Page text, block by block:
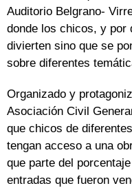
Auditorio Belgrano-
donde los chicos, y por
divierten sino que se
sobre diferentes
Organizado y
Asociación Civil
que chicos de
tengan acceso a una
que parte del
entradas que fueron